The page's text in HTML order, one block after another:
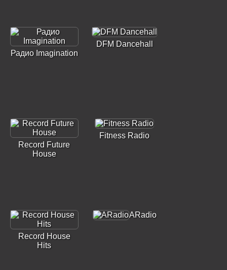
Радио Imagination
DFM Dancehall
Record Future
House
Fitness Radio
Record House
Hits
ARadio